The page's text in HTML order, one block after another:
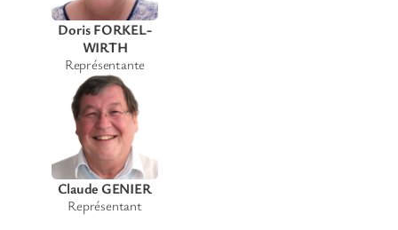
Doris FORKEL-
WIRTH
Représentante
Claude GENIER
Représentant